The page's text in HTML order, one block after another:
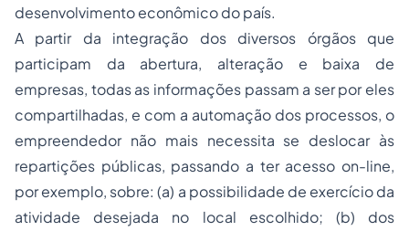
desenvolvimento econômico do país.
A partir da integração dos diversos órgãos que
participam da abertura, alteração e baixa de
empresas, todas as informações passam a ser por eles
compartilhadas, e com a automação dos processos, o
empreendedor não mais necessita se deslocar às
repartições públicas, passando a ter acesso on-line,
por exemplo, sobre: (a) a possibilidade de exercício da
atividade desejada no local escolhido; (b) dos